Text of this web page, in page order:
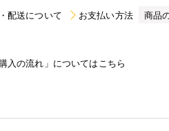
配送について お支払い方法 商品
入の流れ」についてはこちら